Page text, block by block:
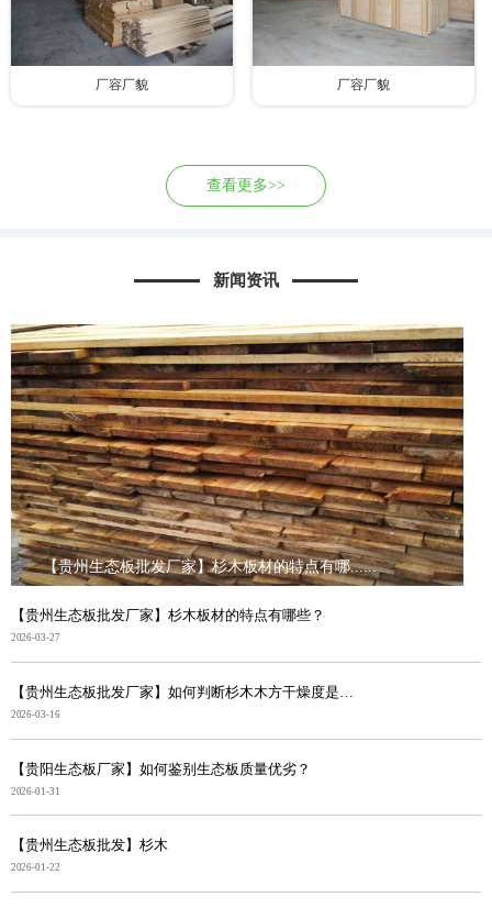
厂容厂貌 厂容厂貌
查看更多>>
新闻资讯
【贵州生态板批发厂家】杉木板材的特点有哪......
【贵州生态板批发厂家】杉木板材的特点有哪些？
2026-03-27
2026-03-16
【贵阳生态板厂家】如何鉴别生态板质量优劣？
2026-01-31
【贵州生态板批发】杉木
2026-01-22